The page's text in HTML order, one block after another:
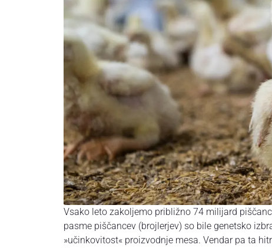
Vsako leto zakoljemo približno 74 milijard
pasme piščancev (brojlerjev) so bile genetsko
»učinkovitost« proizvodnje mesa. Vendar pa ta